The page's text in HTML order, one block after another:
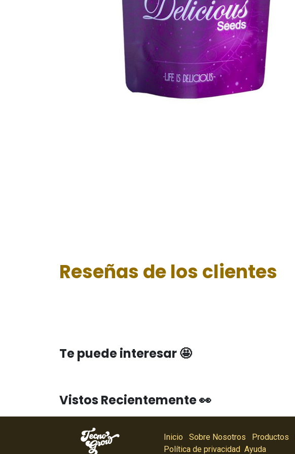
Reseñas de los clientes
Te puede interesar 🤩
Vistos Recientemente 👀
Inicio Sobre Nosotros Productos
Política de privacidad Ayuda